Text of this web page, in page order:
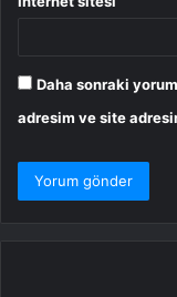
Daha sonraki
adresim ve site